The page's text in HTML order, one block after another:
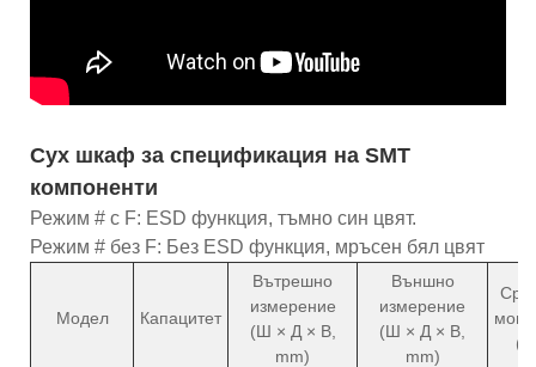
Сух шкаф за спецификация на SMT
компоненти
Режим # с F: ESD функция, тъмно син цвят.
Режим # без F: Без ESD функция, мръсен бял цвят
Модел Капацитет
Вътрешно
измерение
(Ш × Д × В,
mm)
Външно
измерение
(Ш × Д × В,
mm)